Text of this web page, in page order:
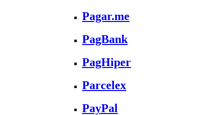
Pagar.me
PagBank
PagHiper
Parcelex
PayPal